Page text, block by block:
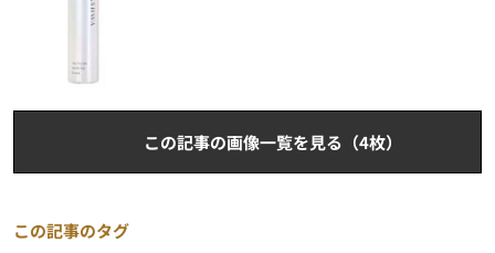
この記事の画像一覧を見る（4枚）
この記事のタグ